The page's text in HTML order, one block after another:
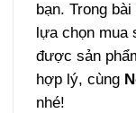
bạn. Trong
lựa chọn mua
được sản
hợp lý, cùng
nhé!